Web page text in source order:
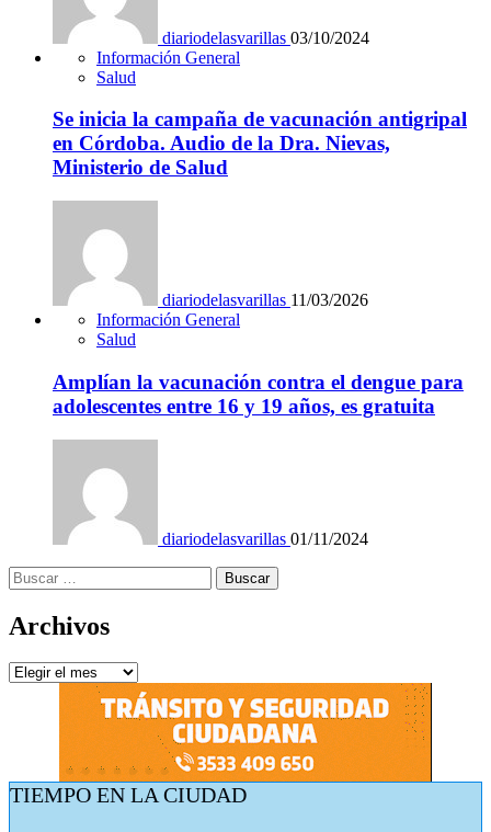
diariodelasvarillas 03/10/2024
Información General
Salud
Se inicia la campaña de vacunación antigripal
en Córdoba. Audio de la Dra. Nievas,
Ministerio de Salud
diariodelasvarillas 11/03/2026
Información General
Salud
Amplían la vacunación contra el dengue para
adolescentes entre 16 y 19 años, es gratuita
diariodelasvarillas 01/11/2024
Buscar:
Archivos
Archivos
TIEMPO EN LA CIUDAD